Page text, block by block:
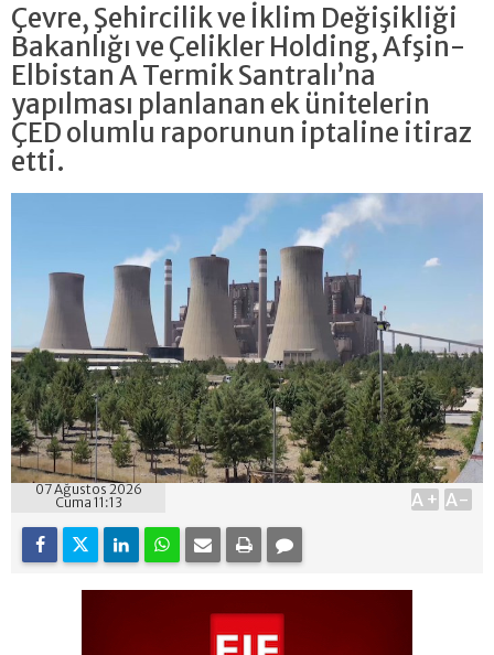
Çevre, Şehircilik ve İklim Değişikliği
Bakanlığı ve Çelikler Holding, Afşin-
Elbistan A Termik Santralı’na
yapılması planlanan ek ünitelerin
ÇED olumlu raporunun iptaline itiraz
etti.
07 Ağustos 2026
Cuma 11:13
A+ A-